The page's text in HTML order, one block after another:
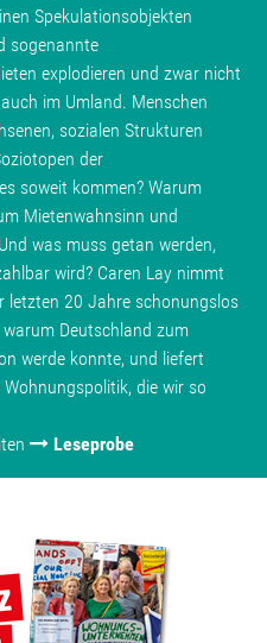
Spekulationsobjekten
sogenannte
explodieren und zwar nicht
im Umland. Menschen
sozialen Strukturen
der
soweit kommen? Warum
Mietenwahnsinn und
was muss getan werden,
wird? Caren Lay nimmt
letzten 20 Jahre schonungslos
Deutschland zum
werde konnte, und liefert
die wir so
Leseprobe